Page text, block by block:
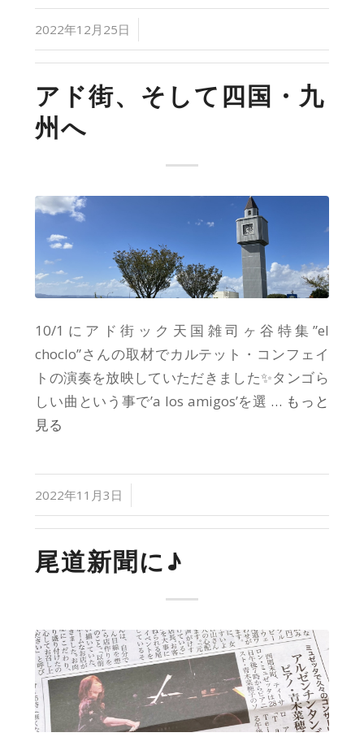
2022年12月25日
/
アド街、そして四国・九
州へ
10/1にアド街ック天国雑司ヶ谷特集”el
choclo”さんの取材でカルテット・コンフェイ
トの演奏を放映していただきました✨タンゴら
しい曲という事で’a los amigos’を選 … もっと
見る
2022年11月3日
尾道新聞に♪